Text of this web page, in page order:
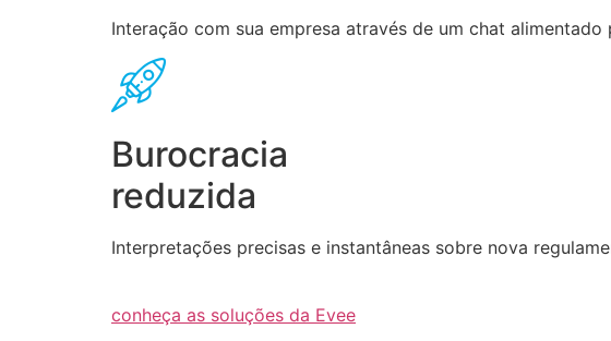
Interação com sua empresa através de um chat
Burocracia
reduzida
Interpretações precisas e instantâneas sobre nova
conheça as soluções da Evee